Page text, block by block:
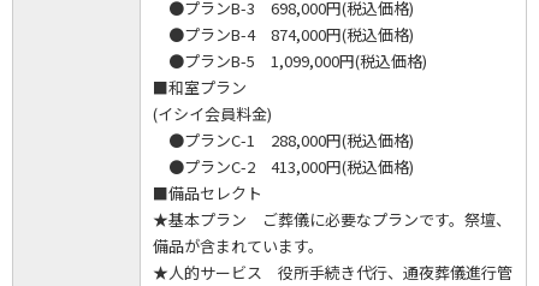
●プランB-3 698,000円(税込価格)
●プランB-4 874,000円(税込価格)
●プランB-5 1,099,000円(税込価格)
■和室プラン
(イシイ会員料金)
●プランC-1 288,000円(税込価格)
●プランC-2 413,000円(税込価格)
■備品セレクト
★基本プラン ご葬儀に必要なプランです。祭壇、
備品が含まれています。
★人的サービス 役所手続き代行、通夜葬儀進行管